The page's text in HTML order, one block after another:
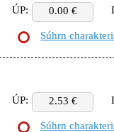
ÚP: 0.00 €
Súhrn
ÚP: 2.53 €
Súhrn